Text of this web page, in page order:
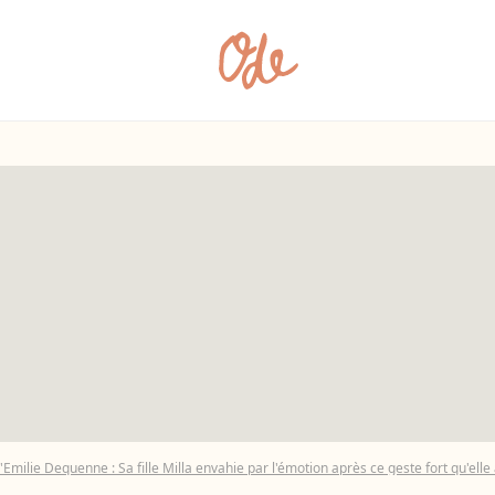
Dequenne : Sa fille Milla envahie par l'émotion après ce geste fort